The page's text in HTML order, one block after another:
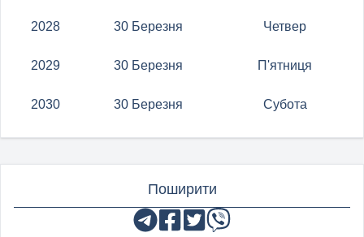
2028 30 Березня Четвер
2029 30 Березня П'ятниця
2030 30 Березня Субота
Поширити